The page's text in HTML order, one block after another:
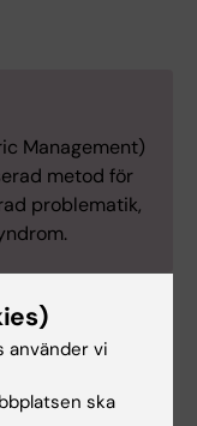
Management)
metod för
problematik,
använder vi
ska